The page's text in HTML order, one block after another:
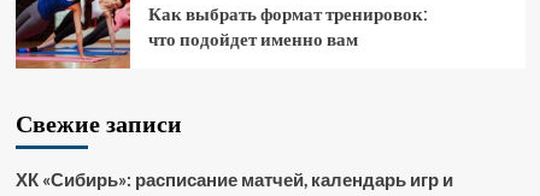
Как выбрать формат тренировок:
что подойдет именно вам
Свежие записи
ХК «Сибирь»: расписание матчей, календарь игр и